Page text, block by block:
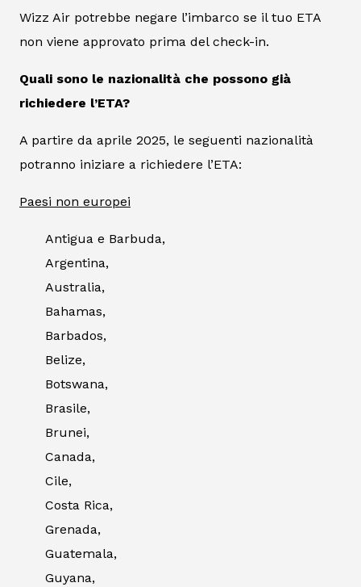
Wizz Air potrebbe negare l’imbarco se il tuo ETA
non viene approvato prima del check-in.
Quali sono le nazionalità che possono già
richiedere l’ETA?
A partire da aprile 2025, le seguenti nazionalità
potranno iniziare a richiedere l’ETA:
Paesi non europei
Antigua e Barbuda,
Argentina,
Australia,
Bahamas,
Barbados,
Belize,
Botswana,
Brasile,
Brunei,
Canada,
Cile,
Costa Rica,
Grenada,
Guatemala,
Guyana,